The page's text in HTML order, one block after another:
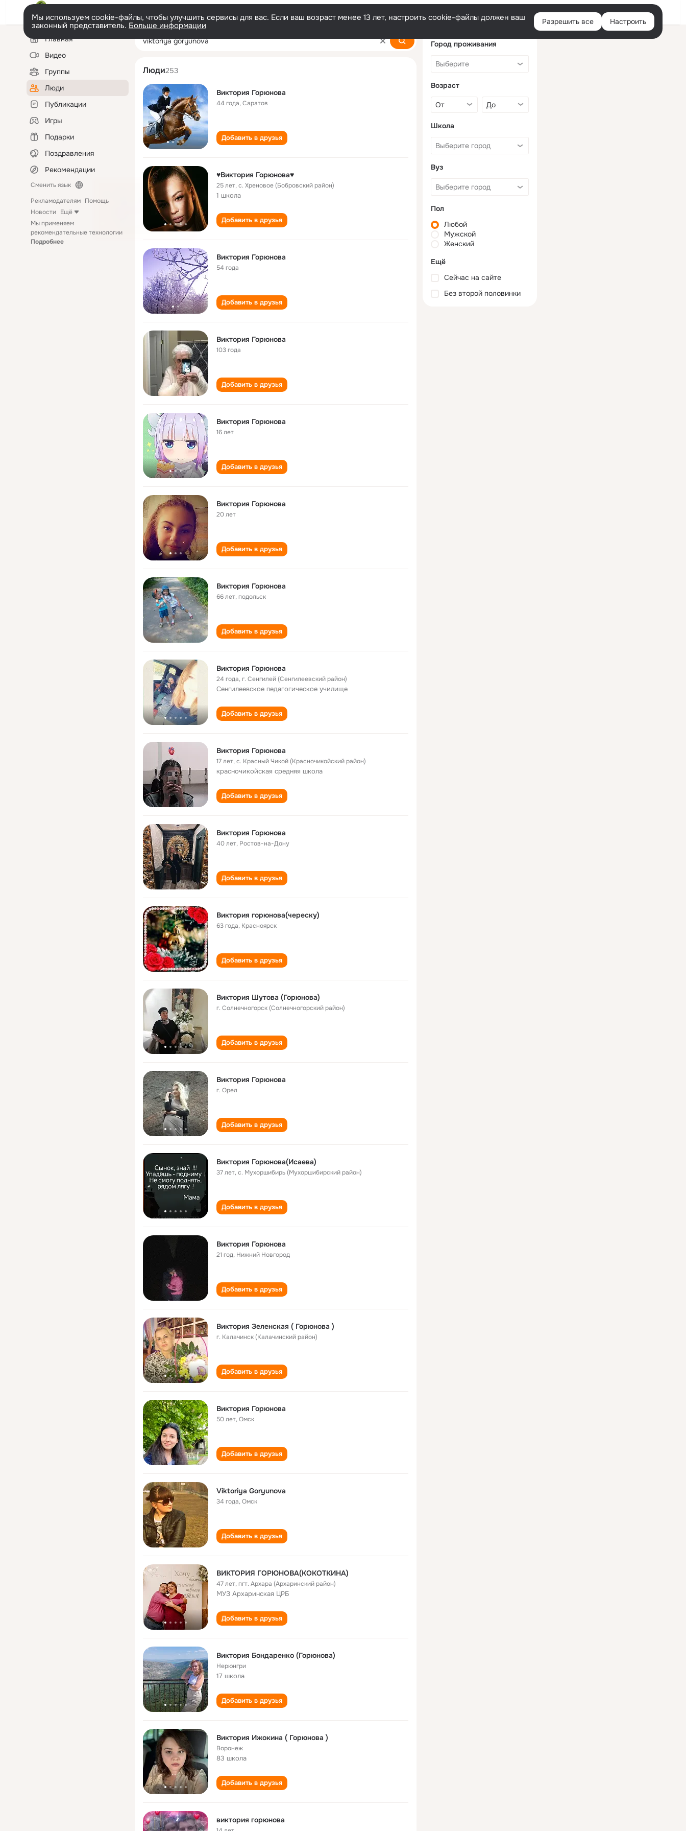
Войти
Мы используем cookie-файлы, чтобы улучшить сервисы для вас. Если ваш возраст менее 13 лет, настроить cookie-файлы должен ваш
законный представитель. Больше информации Разрешить все Настроить
Левая
колонкаГлавная
Видео
Группы
Люди
Публикации
Игры
Подарки
Поздравления
Рекомендации
Сменить язык
Рекламодателям Помощь
Новости Ещё
Мы применяем
рекомендательные технологии
Подробнее
viktoriya goryunova
Люди253
Виктория Горюнова
44 года,Саратов
Добавить в друзья
♥Виктория Горюнова♥
25 лет,с. Хреновое (Бобровский район)
1 школа
Добавить в друзья
Виктория Горюнова
54 года
Добавить в друзья
Виктория Горюнова
103 года
Добавить в друзья
Виктория Горюнова
16 лет
Добавить в друзья
Виктория Горюнова
20 лет
Добавить в друзья
Виктория Горюнова
66 лет,подольск
Добавить в друзья
Виктория Горюнова
24 года,г. Сенгилей (Сенгилеевский район)
Сенгилеевское педагогическое училище
Добавить в друзья
Виктория Горюнова
17 лет,с. Красный Чикой (Красночикойский район)
красночикойская cредняя школа
Добавить в друзья
Виктория Горюнова
40 лет, Ростов-на-Дону
Добавить в друзья
Виктория горюнова(череску)
63 года, Красноярск
Добавить в друзья
Виктория Шутова (Горюнова)
г. Солнечногорск (Солнечногорский район)
Добавить в друзья
Виктория Горюнова
г. Орел
Добавить в друзья
Виктория Горюнова(Исаева)
37 лет,с. Мухоршибирь (Мухоршибирский район)
Добавить в друзья
Виктория Горюнова
21 год, Нижний Новгород
Добавить в друзья
Виктория Зеленская ( Горюнова )
г. Калачинск (Калачинский район)
Добавить в друзья
Виктория Горюнова
50 лет,Омск
Добавить в друзья
Viktoriya Goryunova
34 года,Омск
Добавить в друзья
ВИКТОРИЯ ГОРЮНОВА(КОКОТКИНА)
47 лет,пгт. Архара (Архаринский район)
МУЗ Архаринская ЦРБ
Добавить в друзья
Виктория Бондаренко (Горюнова)
Нерюнгри
17 школа
Добавить в друзья
Виктория Ижокина ( Горюнова )
Воронеж
83 школа
Добавить в друзья
виктория горюнова
Город проживания
Возраст
Школа
Вуз
Пол
Любой
Мужской
Женский
Ещё
Сейчас на сайте
Без второй половинки